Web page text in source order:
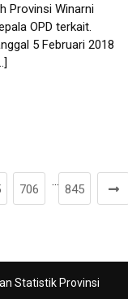
Provinsi Winarni
OPD terkait.
5 Februari 2018
706
…
845
Statistik Provinsi